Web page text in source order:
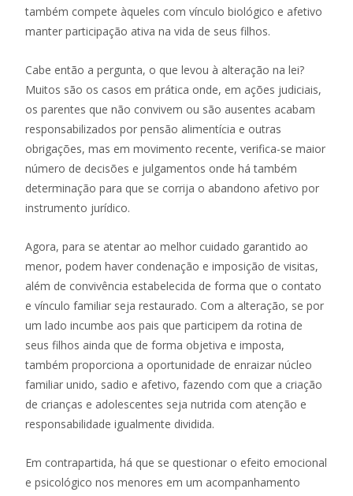
também compete àqueles com vínculo biológico e afetivo
manter participação ativa na vida de seus filhos.
Cabe então a pergunta, o que levou à alteração na lei?
Muitos são os casos em prática onde, em ações judiciais,
os parentes que não convivem ou são ausentes acabam
responsabilizados por pensão alimentícia e outras
obrigações, mas em movimento recente, verifica-se maior
número de decisões e julgamentos onde há também
determinação para que se corrija o abandono afetivo por
instrumento jurídico.
Agora, para se atentar ao melhor cuidado garantido ao
menor, podem haver condenação e imposição de visitas,
além de convivência estabelecida de forma que o contato
e vínculo familiar seja restaurado. Com a alteração, se por
um lado incumbe aos pais que participem da rotina de
seus filhos ainda que de forma objetiva e imposta,
também proporciona a oportunidade de enraizar núcleo
familiar unido, sadio e afetivo, fazendo com que a criação
de crianças e adolescentes seja nutrida com atenção e
responsabilidade igualmente dividida.
Em contrapartida, há que se questionar o efeito emocional
e psicológico nos menores em um acompanhamento